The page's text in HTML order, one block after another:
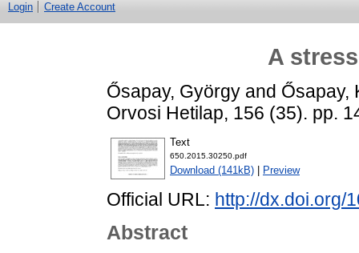
Login Create Account
A
Ősapay, György and Ősapay,
Orvosi Hetilap, 156 (35). pp.
Text
650.2015.30250.pdf
Download (141kB) Preview
Official URL: http://dx.doi.org/
Abstract